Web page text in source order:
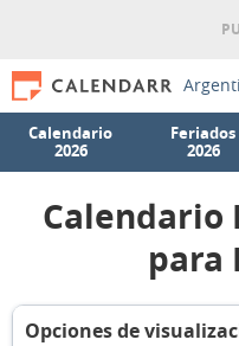
Calendario
2026
Feriados
2026
Calendario
para
Opciones de